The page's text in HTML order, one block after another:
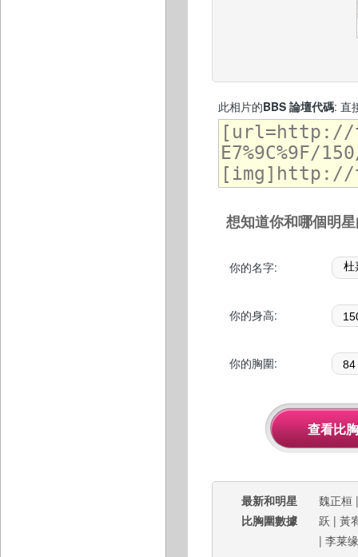
此相片的BBS 論壇代碼: 直
想知道你和哪個明
你的名字:
你的身高:
你的胸圍:
最新和明星
比胸圍數據
魏正桓
跃 | 黃
| 李莱缘